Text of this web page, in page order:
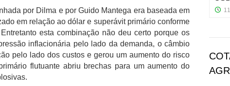
por Dilma e por Guido Mantega era baseada em
em relação ao dólar e superávit primário conforme
esta combinação não deu certo porque os
inflacionária pelo lado da demanda, o câmbio
pelo lado dos custos e gerou um aumento do risco
flutuante abriu brechas para um aumento do